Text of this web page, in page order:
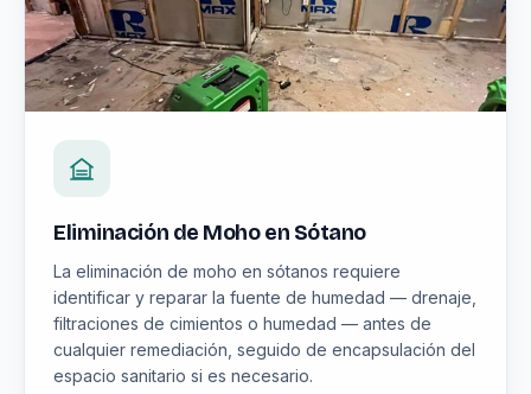
Eliminación de Moho en Sótano
La eliminación de moho en sótanos requiere
identificar y reparar la fuente de humedad — drenaje,
filtraciones de cimientos o humedad — antes de
cualquier remediación, seguido de encapsulación del
espacio sanitario si es necesario.